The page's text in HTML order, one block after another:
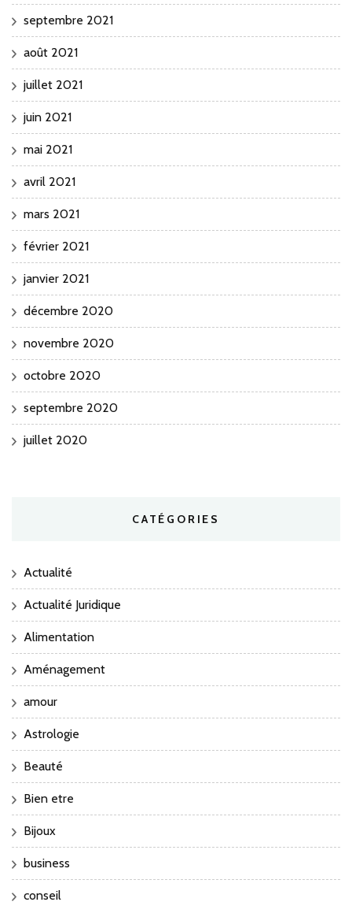
septembre 2021
août 2021
juillet 2021
juin 2021
mai 2021
avril 2021
mars 2021
février 2021
janvier 2021
décembre 2020
novembre 2020
octobre 2020
septembre 2020
juillet 2020
CATÉGORIES
Actualité
Actualité Juridique
Alimentation
Aménagement
amour
Astrologie
Beauté
Bien etre
Bijoux
business
conseil